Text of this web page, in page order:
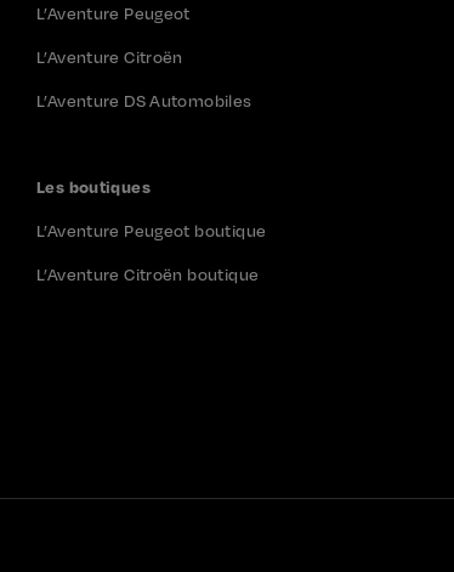
L’Aventure Peugeot
L’Aventure Citroën
L’Aventure DS Automobiles
Les boutiques
L’Aventure Peugeot boutique
L’Aventure Citroën boutique